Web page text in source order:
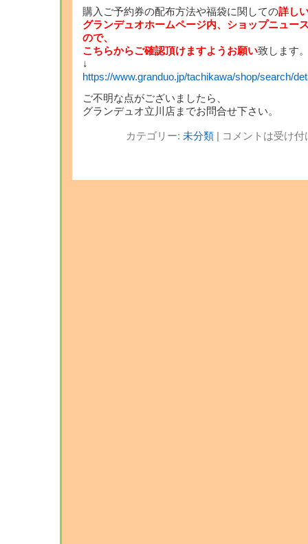
購入ご予約券の配布方法や福袋に関しての詳し
グランデュオホームページ内、ショップニュー
ので、
こちらからご確認頂けますようお願い致します
↓
https://www.granduo.jp/tachikawa/shop/search/
ご不明な点がございましたら、
グランデュオ立川店までお問合せ下さい。
カテゴリー: 未分類| コメントは受け